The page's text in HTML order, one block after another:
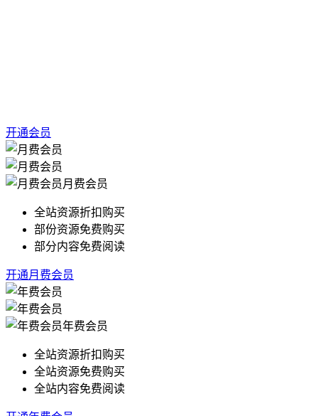
开通会员
月费会员
全站资源折扣购买
部份资源免费购买
部分内容免费阅读
开通月费会员
年费会员
全站资源折扣购买
全站资源免费购买
全站内容免费阅读